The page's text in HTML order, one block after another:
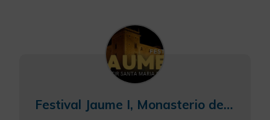
Festival Jaume I, Monasterio de Santa María del Puig
Más información